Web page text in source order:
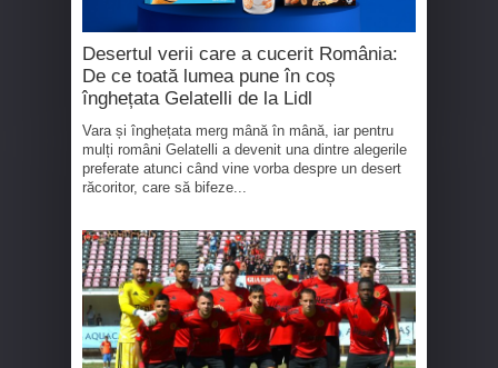
Desertul verii care a cucerit România:
De ce toată lumea pune în coș
înghețata Gelatelli de la Lidl
Vara și înghețata merg mână în mână, iar pentru
mulți români Gelatelli a devenit una dintre alegerile
preferate atunci când vine vorba despre un desert
răcoritor, care să bifeze...